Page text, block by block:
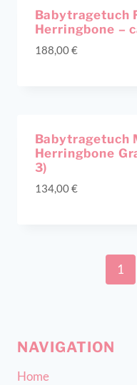
Babytragetuch
Herringbone –
188,00€
Babytragetuch
Herringbone
3)
134,00€
1
NAVIGATION
Home